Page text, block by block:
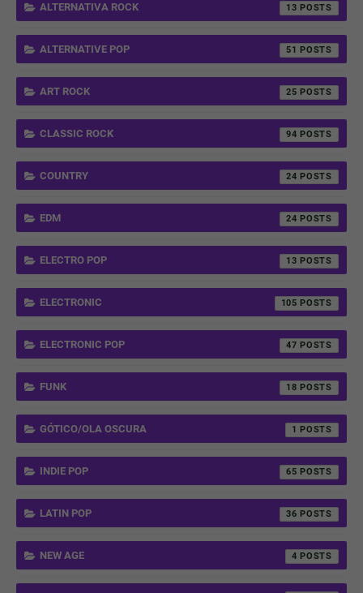
ALTERNATIVA ROCK 13
ALTERNATIVE POP 51
ART ROCK 25
CLASSIC ROCK 94
COUNTRY 24
EDM 24
ELECTRO POP 13
ELECTRONIC 105
ELECTRONIC POP 47
FUNK 18
GÓTICO/OLA OSCURA 1
INDIE POP 65
LATIN POP 36
NEW AGE 4